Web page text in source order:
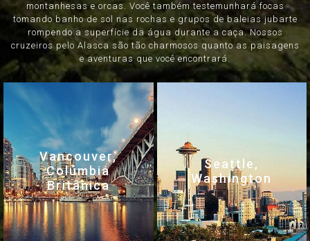
montanhesas e orcas. Você também testemunhará focas
tomando banho de sol nas rochas e grupos de baleias jubarte
rompendo a superfície da água durante a caça. Nossos
cruzeiros pelo Alasca são tão charmosos quanto as paisagens
e aventuras que você encontrará.
Vancouver,
Colúmbia
Britânica
Seattle,
Washington